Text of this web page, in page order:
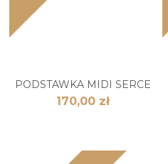
PODSTAWKA MIDI SERCE
170,00 zł